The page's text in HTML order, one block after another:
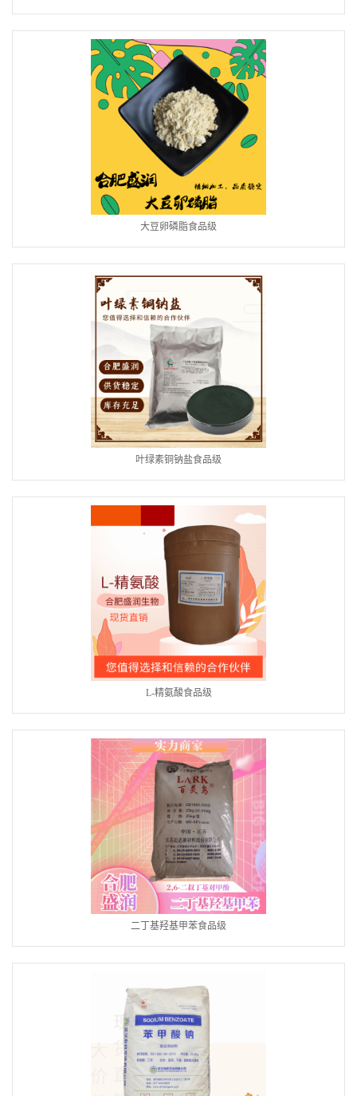
大豆卵磷脂食品级
叶绿素铜钠盐食品级
L-精氨酸食品级
二丁基羟基甲苯食品级